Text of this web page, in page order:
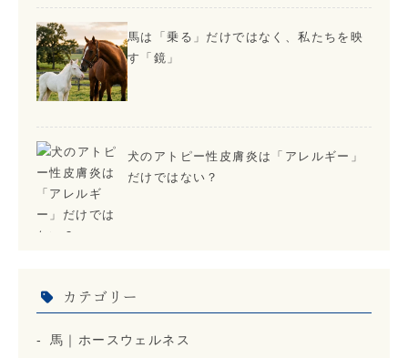
馬は「乗る」だけではなく、私たちを映
す「鏡」
犬のアトピー性皮膚炎は「アレルギー」
だけではない？
カテゴリー
馬｜ホースウェルネス